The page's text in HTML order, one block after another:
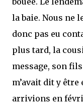
la baie. Nous ne
donc pas eu
plus tard, la
message, son
m’avait dit y
arrivions en